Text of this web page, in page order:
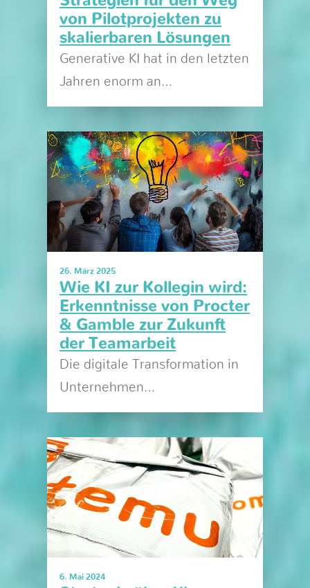
von Pilotprojekten zu
skalierbaren Lösungen
Generative KI hat in den letzten
Jahren enorm an…
26. März 2025
Wie KI zur Kollegin wird:
Erkenntnisse von Procter
& Gamble zur Zukunft
der Teamarbeit
Die digitale Transformation in
Unternehmen…
6. Mai 2024